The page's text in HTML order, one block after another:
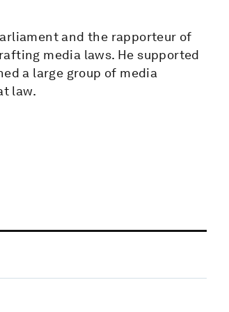
and the rapporteur of
media laws. He supported
a large group of media
law.